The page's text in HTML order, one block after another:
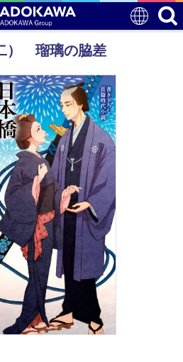
） 瑠璃の脇差